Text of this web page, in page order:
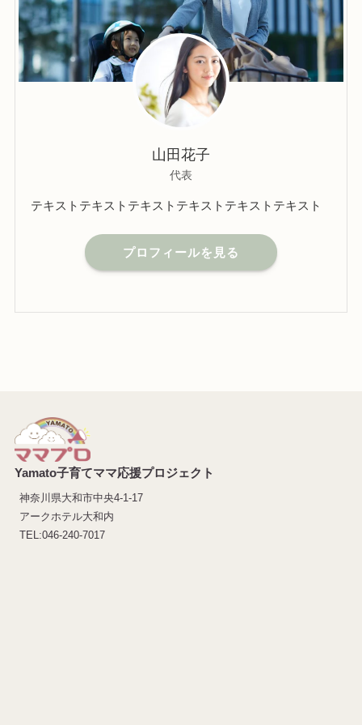
山田花子
代表
テキストテキストテキストテキストテキストテキスト
プロフィールを見る
Yamato子育てママ応援プロジェクト
神奈川県大和市中央4-1-17
アークホテル大和内
TEL:046-240-7017